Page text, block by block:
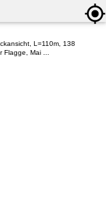
L=110m, 138
Mai ...